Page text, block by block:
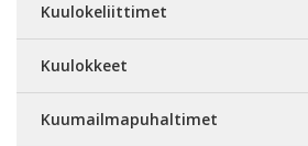
Kuulokeliittimet
Kuulokkeet
Kuumailmapuhaltimet